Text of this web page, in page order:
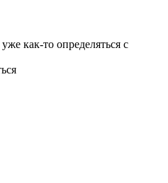
как-то определяться с